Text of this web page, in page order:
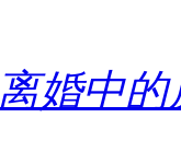
离婚中